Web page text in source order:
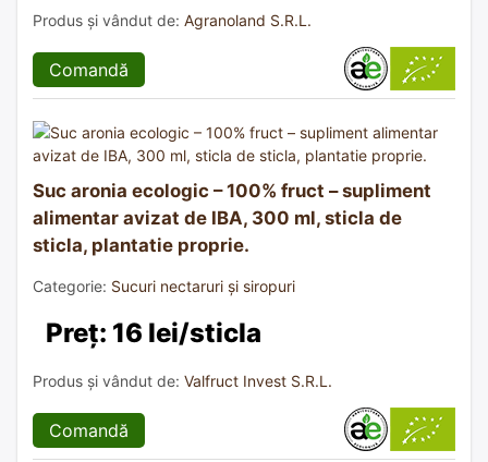
Produs și vândut de: Agranoland S.R.L.
Comandă
Suc aronia ecologic – 100% fruct – supliment
alimentar avizat de IBA, 300 ml, sticla de
sticla, plantatie proprie.
Categorie: Sucuri nectaruri și siropuri
Preț: 16 lei/sticla
Produs și vândut de: Valfruct Invest S.R.L.
Comandă